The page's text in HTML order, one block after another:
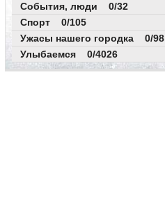
События, люди 0/32
Спорт 0/105
Ужасы нашего городка 0/98
Улыбаемся 0/4026